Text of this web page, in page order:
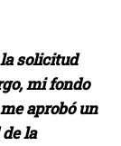
solicitud
mi fondo
aprobó un
la